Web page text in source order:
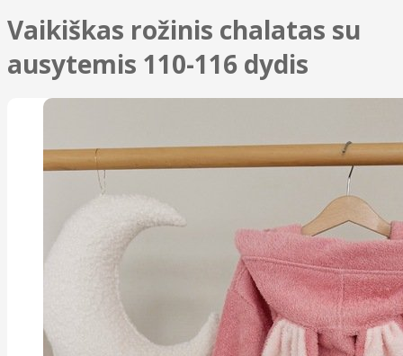
Vaikiškas rožinis chalatas su
ausytemis 110-116 dydis